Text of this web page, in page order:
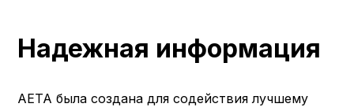
Надежная информация
AETA была создана для содействия лучшему